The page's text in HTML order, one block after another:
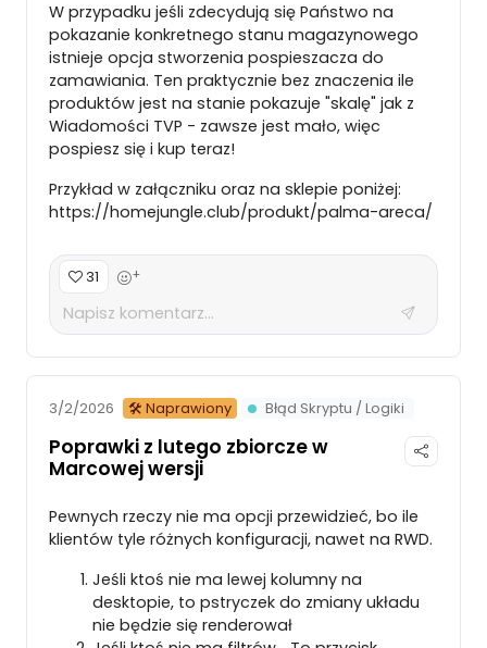
W przypadku jeśli zdecydują się Państwo na
pokazanie konkretnego stanu magazynowego
istnieje opcja stworzenia pospieszacza do
zamawiania. Ten praktycznie bez znaczenia ile
produktów jest na stanie pokazuje "skalę" jak z
Wiadomości TVP - zawsze jest mało, więc
pospiesz się i kup teraz!
Przykład w załączniku oraz na sklepie poniżej:
https://homejungle.club/produkt/palma-areca/
31 +
3/2/2026 🛠 Naprawiony Błąd Skryptu / Logiki
Poprawki z lutego zbiorcze w
Marcowej wersji
Pewnych rzeczy nie ma opcji przewidzieć, bo ile
klientów tyle różnych konfiguracji, nawet na RWD.
Jeśli ktoś nie ma lewej kolumny na
desktopie, to pstryczek do zmiany układu
nie będzie się renderował